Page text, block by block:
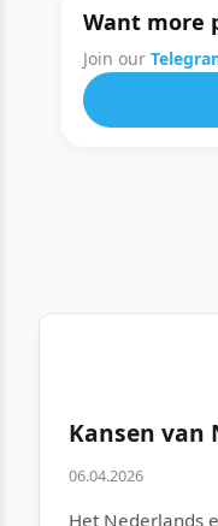
Want more
Join our
Kansen van
06.04.2026
Het Nederlands